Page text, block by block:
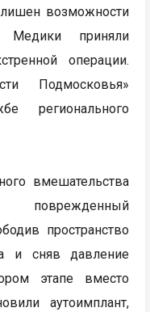
возможности
Медики приняли
операции.
Подмосковья»
регионального
вмешательства
поврежденный
пространство
и сняв давление
этапе вместо
аутоимплант,